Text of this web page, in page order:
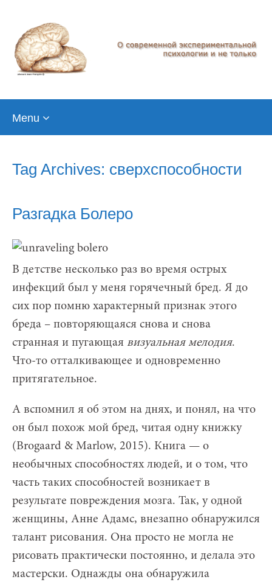
Menu
Tag Archives: сверхспособности
Разгадка Болеро
В детстве несколько раз во время острых
инфекций был у меня горячечный бред. Я до
сих пор помню характерный признак этого
бреда – повторяющаяся снова и снова
странная и пугающая визуальная мелодия.
Что-то отталкивающее и одновременно
притягательное.
А вспомнил я об этом на днях, и понял, на что
он был похож мой бред, читая одну книжку
(Brogaard & Marlow, 2015). Книга — о
необычных способностях людей, и о том, что
часть таких способностей возникает в
результате повреждения мозга. Так, у одной
женщины, Анне Адамс, внезапно обнаружился
талант рисования. Она просто не могла не
рисовать практически постоянно, и делала это
мастерски. Однажды она обнаружила